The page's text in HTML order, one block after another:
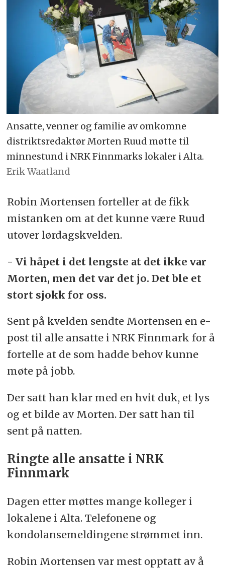
Ansatte, venner og familie av omkomne
distriktsredaktør Morten Ruud møtte til
minnestund i NRK Finnmarks lokaler i Alta.
Erik Waatland
Robin Mortensen forteller at de fikk
mistanken om at det kunne være Ruud
utover lørdagskvelden.
- Vi håpet i det lengste at det ikke var
Morten, men det var det jo. Det ble et
stort sjokk for oss.
Sent på kvelden sendte Mortensen en e-
post til alle ansatte i NRK Finnmark for å
fortelle at de som hadde behov kunne
møte på jobb.
Der satt han klar med en hvit duk, et lys
og et bilde av Morten. Der satt han til
sent på natten.
Ringte alle ansatte i NRK
Finnmark
Dagen etter møttes mange kolleger i
lokalene i Alta. Telefonene og
kondolansemeldingene strømmet inn.
Robin Mortensen var mest opptatt av å